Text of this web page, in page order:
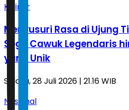
Kuliner
Menyusuri Rasa di Ujung
Sego Cawuk Legendaris
yang Unik
Selasa, 28 Juli 2026 | 21.16 WIB
Nasional